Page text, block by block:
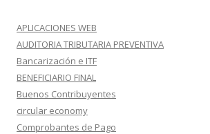
APLICACIONES WEB
AUDITORIA TRIBUTARIA PREVENTIVA
Bancarización e ITF
BENEFICIARIO FINAL
Buenos Contribuyentes
circular economy
Comprobantes de Pago